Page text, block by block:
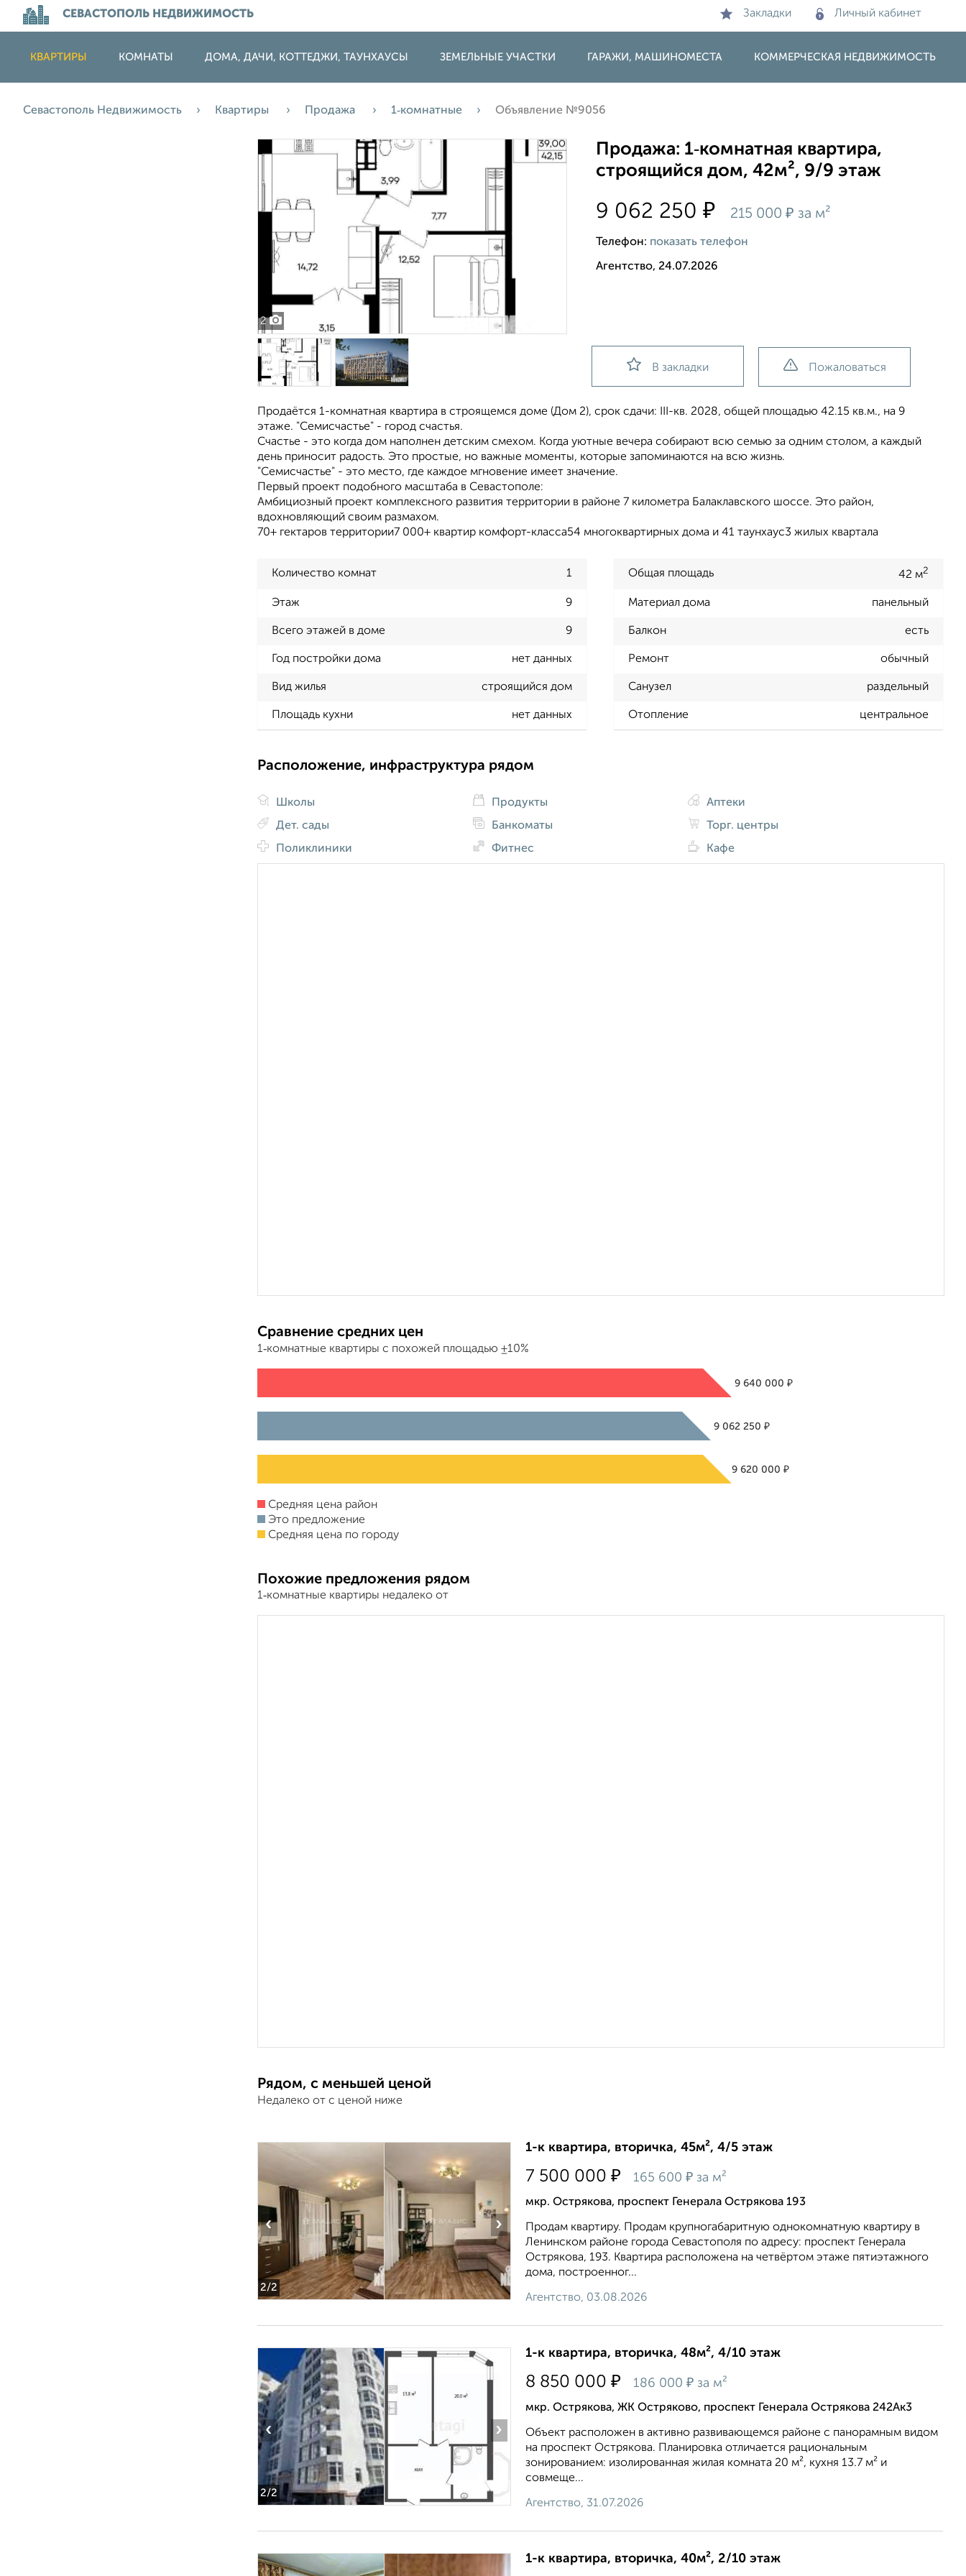
СЕВАСТОПОЛЬ НЕДВИЖИМОСТЬ Закладки Личный кабинет
КВАРТИРЫ КОМНАТЫ ДОМА, ДАЧИ, КОТТЕДЖИ, ТАУНХАУСЫ ЗЕМЕЛЬНЫЕ УЧАСТКИ ГАРАЖИ, МАШИНОМЕСТА КОММЕРЧЕСКАЯ НЕДВИЖИМОСТЬ
Севастополь Недвижимость Квартиры Продажа 1‑комнатные Объявление №9056
2
Продажа: 1‑комнатная квартира,
строящийся дом, 42м², 9/9 этаж
9 062 250₽ 215 000₽ за м²
Телефон: показать телефон
Агентство, 24.07.2026
В закладки Пожаловаться
Продаётся 1-комнатная квартира в строящемся доме (Дом 2), срок сдачи: III-кв. 2028, общей площадью 42.15 кв.м., на 9
этаже. "Семисчастье" - город счастья.
Счастье - это когда дом наполнен детским смехом. Когда уютные вечера собирают всю семью за одним столом, а каждый
день приносит радость. Это простые, но важные моменты, которые запоминаются на всю жизнь.
"Семисчастье" - это место, где каждое мгновение имеет значение.
Первый проект подобного масштаба в Севастополе:
Амбициозный проект комплексного развития территории в районе 7 километра Балаклавского шоссе. Это район,
вдохновляющий своим размахом.
70+ гектаров территории7 000+ квартир комфорт-класса54 многоквартирных дома и 41 таунхаус3 жилых квартала
Количество комнат 1 Общая площадь 42 м2
Этаж 9 Материал дома панельный
Всего этажей в доме 9 Балкон есть
Год постройки дома нет данных Ремонт обычный
Вид жилья строящийся дом Санузел раздельный
Площадь кухни нет данных Отопление центральное
Расположение, инфраструктура рядом
Школы
Дет. сады
Поликлиники
Продукты
Банкоматы
Фитнес
Аптеки
Торг. центры
Кафе
Сравнение средних цен
1‑комнатные квартиры с похожей площадью ±10%
9 640 000₽
9 062 250₽
9 620 000₽
Средняя цена район
Это предложение
Средняя цена по городу
Похожие предложения рядом
1‑комнатные квартиры недалеко от
Рядом, с меньшей ценой
Недалеко от с ценой ниже
2/2
‹ ›
1-к квартира, вторичка, 45м², 4/5 этаж
7 500 000 ₽ 165 600 ₽ за м²
мкр. Острякова, проспект Генерала Острякова 193
Продам квартиру. Продам крупногабаритную однокомнатную квартиру в
Ленинском районе города Севастополя по адресу: проспект Генерала
Острякова, 193. Квартира расположена на четвёртом этаже пятиэтажного
дома, построенног...
Агентство, 03.08.2026
2/2
‹ ›
1-к квартира, вторичка, 48м², 4/10 этаж
8 850 000 ₽ 186 000 ₽ за м²
мкр. Острякова, ЖК Остряково, проспект Генерала Острякова 242Ак3
Объект расположен в активно развивающемся районе с панорамным видом
на проспект Острякова. Планировка отличается рациональным
зонированием: изолированная жилая комната 20 м², кухня 13.7 м² и
совмеще...
Агентство, 31.07.2026
1-к квартира, вторичка, 40м², 2/10 этаж